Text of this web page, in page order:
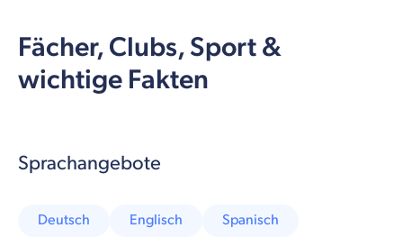
Fächer, Clubs, Sport &
wichtige Fakten
Sprachangebote
Deutsch Englisch Spanisch